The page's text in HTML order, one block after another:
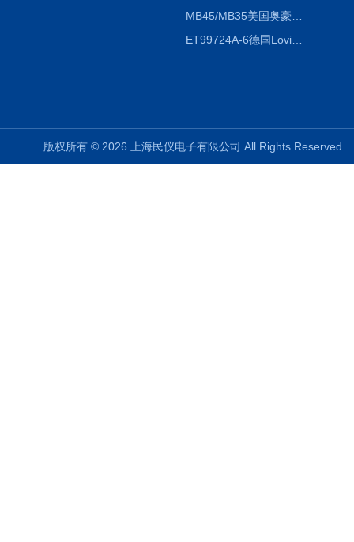
MB45/MB35美国奥豪斯OHAUS MB45/MB35卤素红外水分测定仪
ET99724A-6德国Lovibond ET99724A-6微电脑BOD测定仪
版权所有 © 2026 上海民仪电子有限公司 All Rights